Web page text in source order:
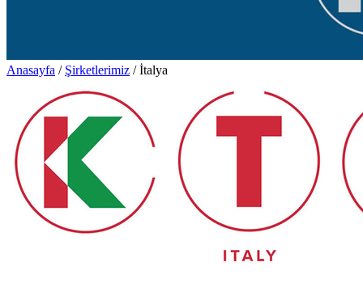
Anasayfa / Şirketlerimiz /İtalya